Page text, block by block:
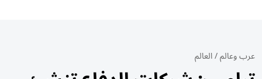
عرب وعالم/العالم